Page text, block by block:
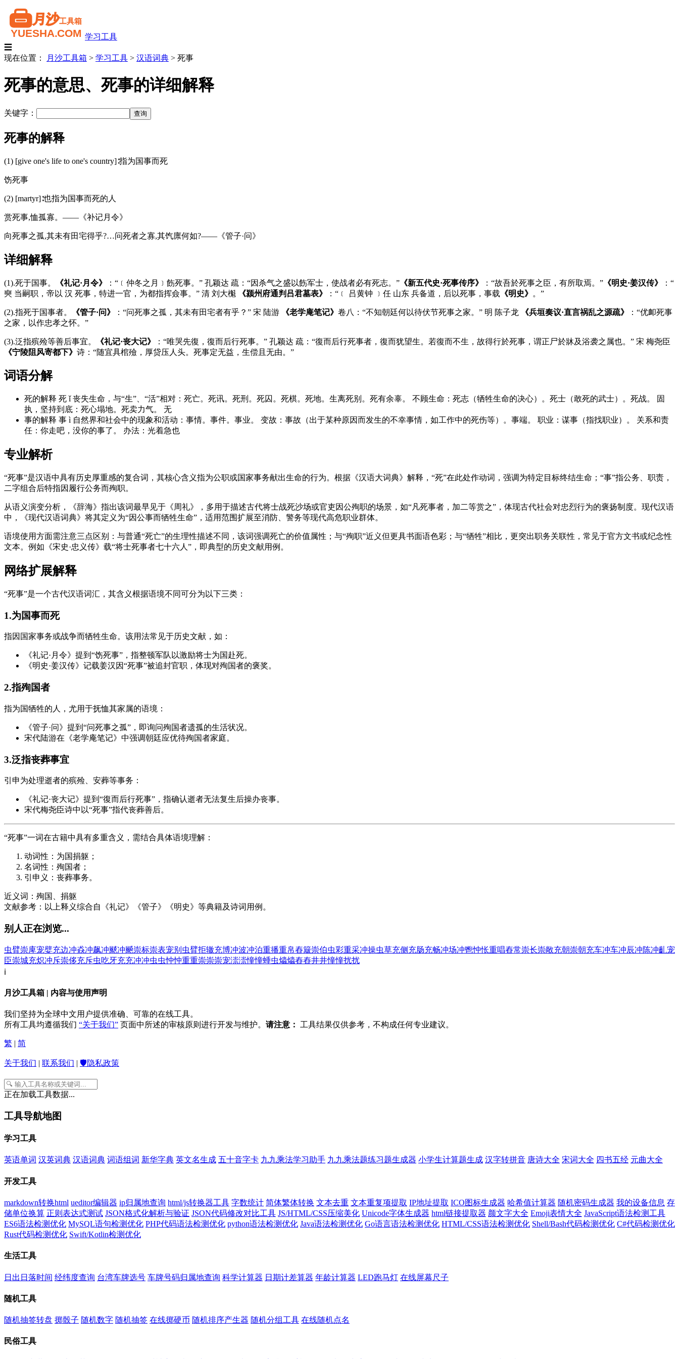
学习工具
☰
现在位置：
月沙工具箱 > 学习工具 > 汉语词典 > 死事
死事的意思、死事的详细解释
关键字：
死事的解释
(1) [give one's life to one's country]∶指为国事而死
饬死事
(2) [martyr]∶也指为国事而死的人
赏死事,恤孤寡。——《补记月令》
向死事之孤,其未有田宅得乎?…问死者之寡,其饩廪何如?——《管子·问》
详细解释
(1).死于国事。 《礼记·月令》 ：“﹝仲冬之月﹞飭死事。” 孔颖达 疏：“因杀气之盛以飭军士，使战者必有死志。” 《新五代史·死事传序》 ：“故吾於死事之臣，有所取焉。” 《明史·姜汉传》
：“
奭 当嗣职，帝以 汉 死事，特进一官，为都指挥僉事。” 清 刘大櫆
《颍州府通判吕君墓表》 ：“﹝ 吕黄钟 ﹞任 山东 兵备道，后以死事，事载 《明史》 。”
(2).指死于国事者。 《管子·问》 ：“问死事之孤，其未有田宅者有乎？” 宋 陆游 《老学庵笔记》 卷八：“不知朝廷何以待伏节死事之家。” 明 陈子龙 《兵垣奏议·直言祸乱之源疏》
：“优卹死事
之家，以作忠孝之怀。”
(3).泛指殡殓等善后事宜。 《礼记·丧大记》
：“唯哭先復，復而后行死事。” 孔颖达 疏：“復而后行死事者，復而犹望生。若復而不生，故得行於死事，谓正尸於牀及浴袭之属也。” 宋 梅尧臣
《宁陵阻风寄都下》 诗：“随宜具棺殮，厚贷压人头。死事定无益，生偿且无由。”
词语分解
死的解释 死 ǐ 丧失生命，与“生”、“活”相对：死亡。死讯。死刑。死囚。死棋。死地。生离死别。死有余辜。 不顾生命：死志（牺牲生命的决心）。死士（敢死的武士）。死战。 固
执，坚持到底：死心塌地。死卖力气。 无
事的解释 事 ì 自然界和社会中的现象和活动：事情。事件。事业。 变故：事故（出于某种原因而发生的不幸事情，如工作中的死伤等）。事端。 职业：谋事（指找职业）。 关系和责
任：你走吧，没你的事了。 办法：光着急也
专业解析
“死事”是汉语中具有历史厚重感的复合词，其核心含义指为公职或国家事务献出生命的行为。根据《汉语大词典》解释，“死”在此处作动词，强调为特定目标终结生命；“事”指公务、职责，
二字组合后特指因履行公务而殉职。
从语义演变分析，《辞海》指出该词最早见于《周礼》，多用于描述古代将士战死沙场或官吏因公殉职的场景，如“凡死事者，加二等赏之”，体现古代社会对忠烈行为的褒扬制度。现代汉语
中，《现代汉语词典》将其定义为“因公事而牺牲生命”，适用范围扩展至消防、警务等现代高危职业群体。
语境使用方面需注意三点区别：与普通“死亡”的生理性描述不同，该词强调死亡的价值属性；与“殉职”近义但更具书面语色彩；与“牺牲”相比，更突出职务关联性，常见于官方文书或纪念性
文本。例如《宋史·忠义传》载“将士死事者七十六人”，即典型的历史文献用例。
网络扩展解释
“死事”是一个古代汉语词汇，其含义根据语境不同可分为以下三类：
1.为国事而死
指因国家事务或战争而牺牲生命。该用法常见于历史文献，如：
《礼记·月令》提到“饬死事”，指整顿军队以激励将士为国赴死。
《明史·姜汉传》记载姜汉因“死事”被追封官职，体现对殉国者的褒奖。
2.指殉国者
指为国牺牲的人，尤用于抚恤其家属的语境：
《管子·问》提到“问死事之孤”，即询问殉国者遗孤的生活状况。
宋代陆游在《老学庵笔记》中强调朝廷应优待殉国者家庭。
3.泛指丧葬事宜
引申为处理逝者的殡殓、安葬等事务：
《礼记·丧大记》提到“復而后行死事”，指确认逝者无法复生后操办丧事。
宋代梅尧臣诗中以“死事”指代丧葬善后。
“死事”一词在古籍中具有多重含义，需结合具体语境理解：
动词性：为国捐躯；
名词性：殉国者；
引申义：丧葬事务。
近义词：殉国、捐躯
文献参考：以上释义综合自《礼记》《管子》《明史》等典籍及诗词用例。
别人正在浏览...
虫臂崇庳宠嬖充边冲猋冲飙冲颷冲飇崇标崇表宠别 虫臂拒辙充博冲波冲泊重播重帛舂簸崇伯虫彩重采冲操虫草充侧 充肠充畅冲场冲鬯忡怅重唱舂常崇长崇敞充朝崇朝充车冲车冲辰冲陈冲齓宠
臣崇城充炽冲斥崇侈充斥虫吃牙充充冲冲虫虫忡忡重重崇崇崇宠漴漴憧憧蝩虫爞爞舂舂井井憧憧扰扰
ℹ️
月沙工具箱 | 内容与使用声明
我们坚持为全球中文用户提供准确、可靠的在线工具。
所有工具均遵循我们 “关于我们” 页面中所述的审核原则进行开发与维护。 请注意： 工具结果仅供参考，不构成任何专业建议。
繁 | 简
关于我们 | 联系我们 | 🛡️隐私政策
正在加载工具数据...
工具导航地图
学习工具
英语单词 汉英词典 汉语词典 词语组词 新华字典 英文名生成 五十音字卡 九九乘法学习助手 九九乘法题练习题生成器 小学生计算题生成 汉字转拼音 唐诗大全 宋词大全 四书五经 元曲大全
开发工具
markdown转换html ueditor编辑器 ip归属地查询 html/js转换器工具 字数统计 简体繁体转换 文本去重 文本重复项提取 IP地址提取 ICO图标生成器 哈希值计算器 随机密码生成器 我的设备信息 存
储单位换算 正则表达式测试 JSON格式化解析与验证 JSON代码修改对比工具 JS/HTML/CSS压缩美化 Unicode字体生成器 html链接提取器 颜文字大全 Emoji表情大全 JavaScript语法检测工具
ES6语法检测优化 MySQL语句检测优化 PHP代码语法检测优化 python语法检测优化 Java语法检测优化 Go语言语法检测优化 HTML/CSS语法检测优化 Shell/Bash代码检测优化 C#代码检测优化
Rust代码检测优化 Swift/Kotlin检测优化
生活工具
日出日落时间 经纬度查询 台湾车牌选号 车牌号码归属地查询 科学计算器 日期计差算器 年龄计算器 LED跑马灯 在线屏幕尺子
随机工具
随机抽签转盘 掷骰子 随机数字 随机抽签 在线掷硬币 随机排序产生器 随机分组工具 在线随机点名
民俗工具